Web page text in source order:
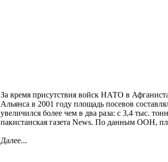
За время присутствия войск НАТО в
Альянса в 2001 году площадь посевов
увеличился более чем в два раза: с 3,4 тыс.
пакистанская газета News. По данным ООН,
Далее...